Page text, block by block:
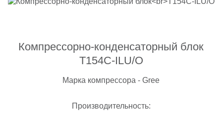
Компрессорно-конденсаторный блок
T154C-ILU/O
Марка компрессора - Gree
Производительность: